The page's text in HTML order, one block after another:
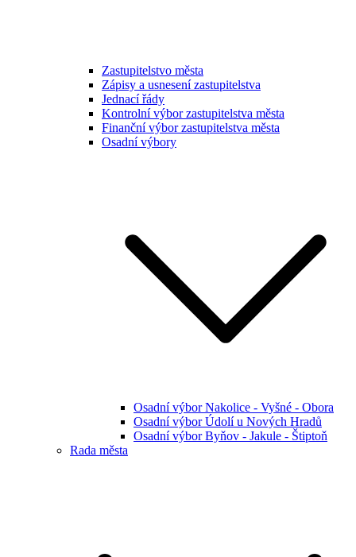
Zastupitelstvo města
Zápisy a usnesení zastupitelstva
Jednací řády
Kontrolní výbor zastupitelstva města
Finanční výbor zastupitelstva města
Osadní výbory
Osadní výbor Nakolice - Vyšné - Obora
Osadní výbor Údolí u Nových Hradů
Osadní výbor Byňov - Jakule - Štiptoň
Rada města